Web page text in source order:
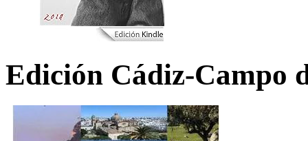
Edición Cádiz-Campo